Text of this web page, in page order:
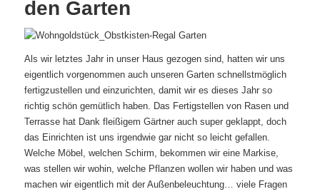
den Garten
Als wir letztes Jahr in unser Haus gezogen sind, hatten wir uns
eigentlich vorgenommen auch unseren Garten schnellstmöglich
fertigzustellen und einzurichten, damit wir es dieses Jahr so
richtig schön gemütlich haben. Das Fertigstellen von Rasen und
Terrasse hat Dank fleißigem Gärtner auch super geklappt, doch
das Einrichten ist uns irgendwie gar nicht so leicht gefallen.
Welche Möbel, welchen Schirm, bekommen wir eine Markise,
was stellen wir wohin, welche Pflanzen wollen wir haben und was
machen wir eigentlich mit der Außenbeleuchtung… viele Fragen